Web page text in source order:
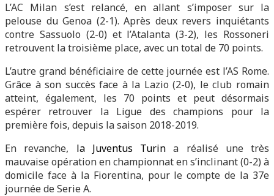
L’AC Milan s’est relancé, en allant s’imposer sur la
pelouse du Genoa (2-1). Après deux revers inquiétants
contre Sassuolo (2-0) et l’Atalanta (3-2), les Rossoneri
retrouvent la troisième place, avec un total de 70 points.
L’autre grand bénéficiaire de cette journée est l’AS Rome.
Grâce à son succès face à la Lazio (2-0), le club romain
atteint, également, les 70 points et peut désormais
espérer retrouver la Ligue des champions pour la
première fois, depuis la saison 2018-2019.
En revanche, la Juventus Turin a réalisé une très
mauvaise opération en championnat en s’inclinant (0-2) à
domicile face à la Fiorentina, pour le compte de la 37e
journée de Serie A.